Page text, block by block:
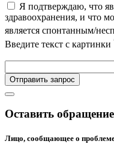
Я подтверждаю, что
здравоохранения, и что
является спонтанным/
Введите текст с картинки
Отправить запрос
Оставить
Лицо, сообщающее о проблеме